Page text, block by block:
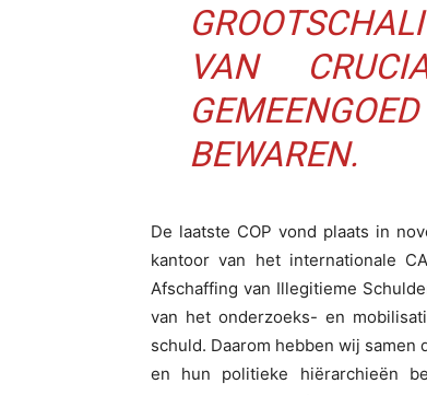
VAN
BEWAREN.
De laatste COP vond plaats in
kantoor van het internationale
Afschaffing van Illegitieme
van het onderzoeks- en
schuld. Daarom hebben wij
en hun politieke hiërarchieën